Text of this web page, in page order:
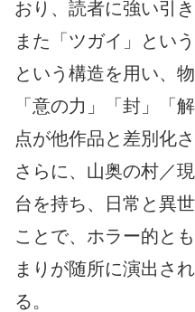
おり、読者に強い引き
また「ツガイ」とい
という構造を用い、
「意の力」「封」「
点が他作品と差別化さ
さらに、山奥の村／
台を持ち、日常と異
ことで、ホラー的と
まりが随所に演出さ
る。